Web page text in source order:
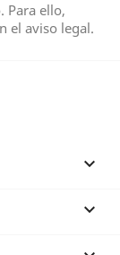
Para ello,
el aviso legal.

